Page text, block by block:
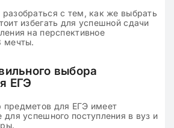
с тем, как же выбрать
избегать для успешной сдачи
на перспективное
мечты.
выбора
ЕГЭ
предметов для ЕГЭ имеет
для успешного поступления в вуз и